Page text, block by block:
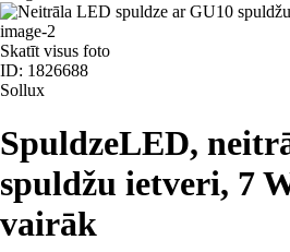
Skatīt visus foto
ID: 1826688
Sollux
SpuldzeLED,
spuldžu ietveri, 7
vairāk